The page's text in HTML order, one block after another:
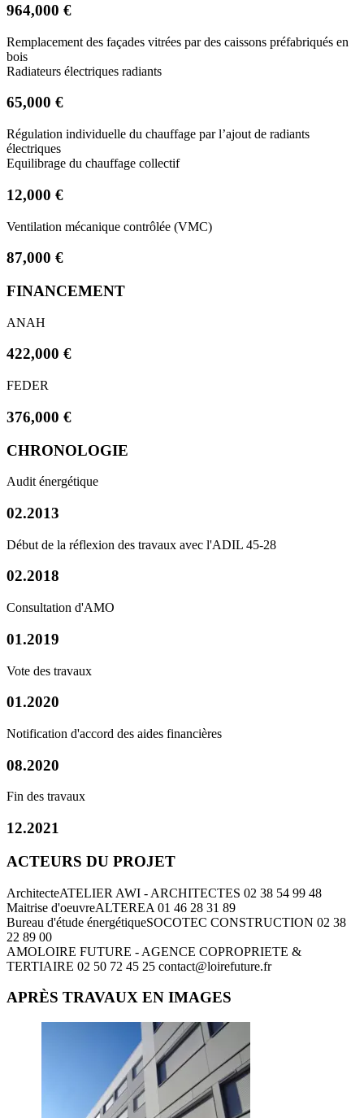
964,000 €
Remplacement des façades vitrées par des caissons préfabriqués en
bois
Radiateurs électriques radiants
65,000 €
Régulation individuelle du chauffage par l’ajout de radiants
électriques
Equilibrage du chauffage collectif
12,000 €
Ventilation mécanique contrôlée (VMC)
87,000 €
FINANCEMENT
ANAH
422,000 €
FEDER
376,000 €
CHRONOLOGIE
Audit énergétique
02.2013
Début de la réflexion des travaux avec l'ADIL 45-28
02.2018
Consultation d'AMO
01.2019
Vote des travaux
01.2020
Notification d'accord des aides financières
08.2020
Fin des travaux
12.2021
ACTEURS DU PROJET
ArchitecteATELIER AWI - ARCHITECTES 02 38 54 99 48
Maitrise d'oeuvreALTEREA 01 46 28 31 89
Bureau d'étude énergétiqueSOCOTEC CONSTRUCTION 02 38
22 89 00
AMOLOIRE FUTURE - AGENCE COPROPRIETE &
TERTIAIRE 02 50 72 45 25 contact@loirefuture.fr
APRÈS TRAVAUX EN IMAGES